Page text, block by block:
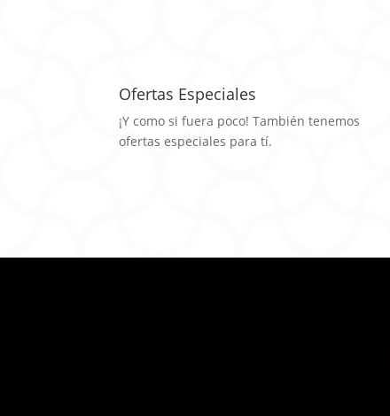
Ofertas Especiales
¡Y como si fuera poco! También tenemos
ofertas especiales para tí.